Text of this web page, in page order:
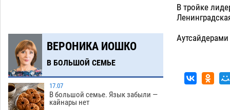
14:35
Буддийские святыни из Астрахани
выставили в музее Пушкина в Москве
13:50
Мэрия Астрахани переводит городские
зеленые зоны на автоматический
полив
06.08 276
ВЕРОНИКА ИОШКО
В БОЛЬШОЙ СЕМЬЕ
17.07
В большой семье. Язык забыли —
кайнары нет
В тройке